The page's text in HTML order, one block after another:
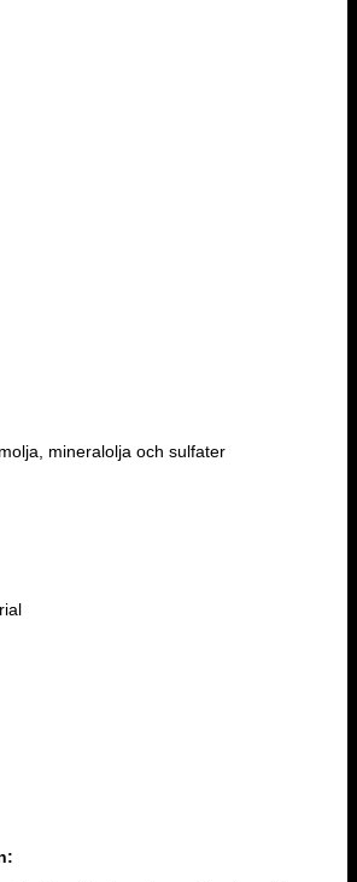
mineralolja och sulfater